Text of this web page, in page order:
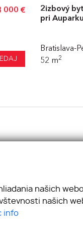
000 €
2izbový
pri
Bratislava-
52 m2
našich
našich
info